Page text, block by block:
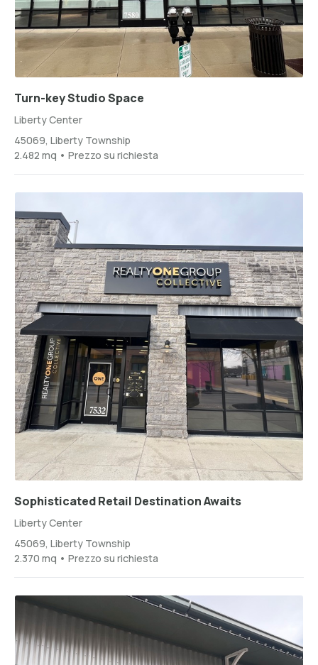
Turn-key Studio Space
Liberty Center
45069, Liberty Township
2.482 mq • Prezzo su richiesta
Sophisticated Retail Destination Awaits
Liberty Center
45069, Liberty Township
2.370 mq • Prezzo su richiesta